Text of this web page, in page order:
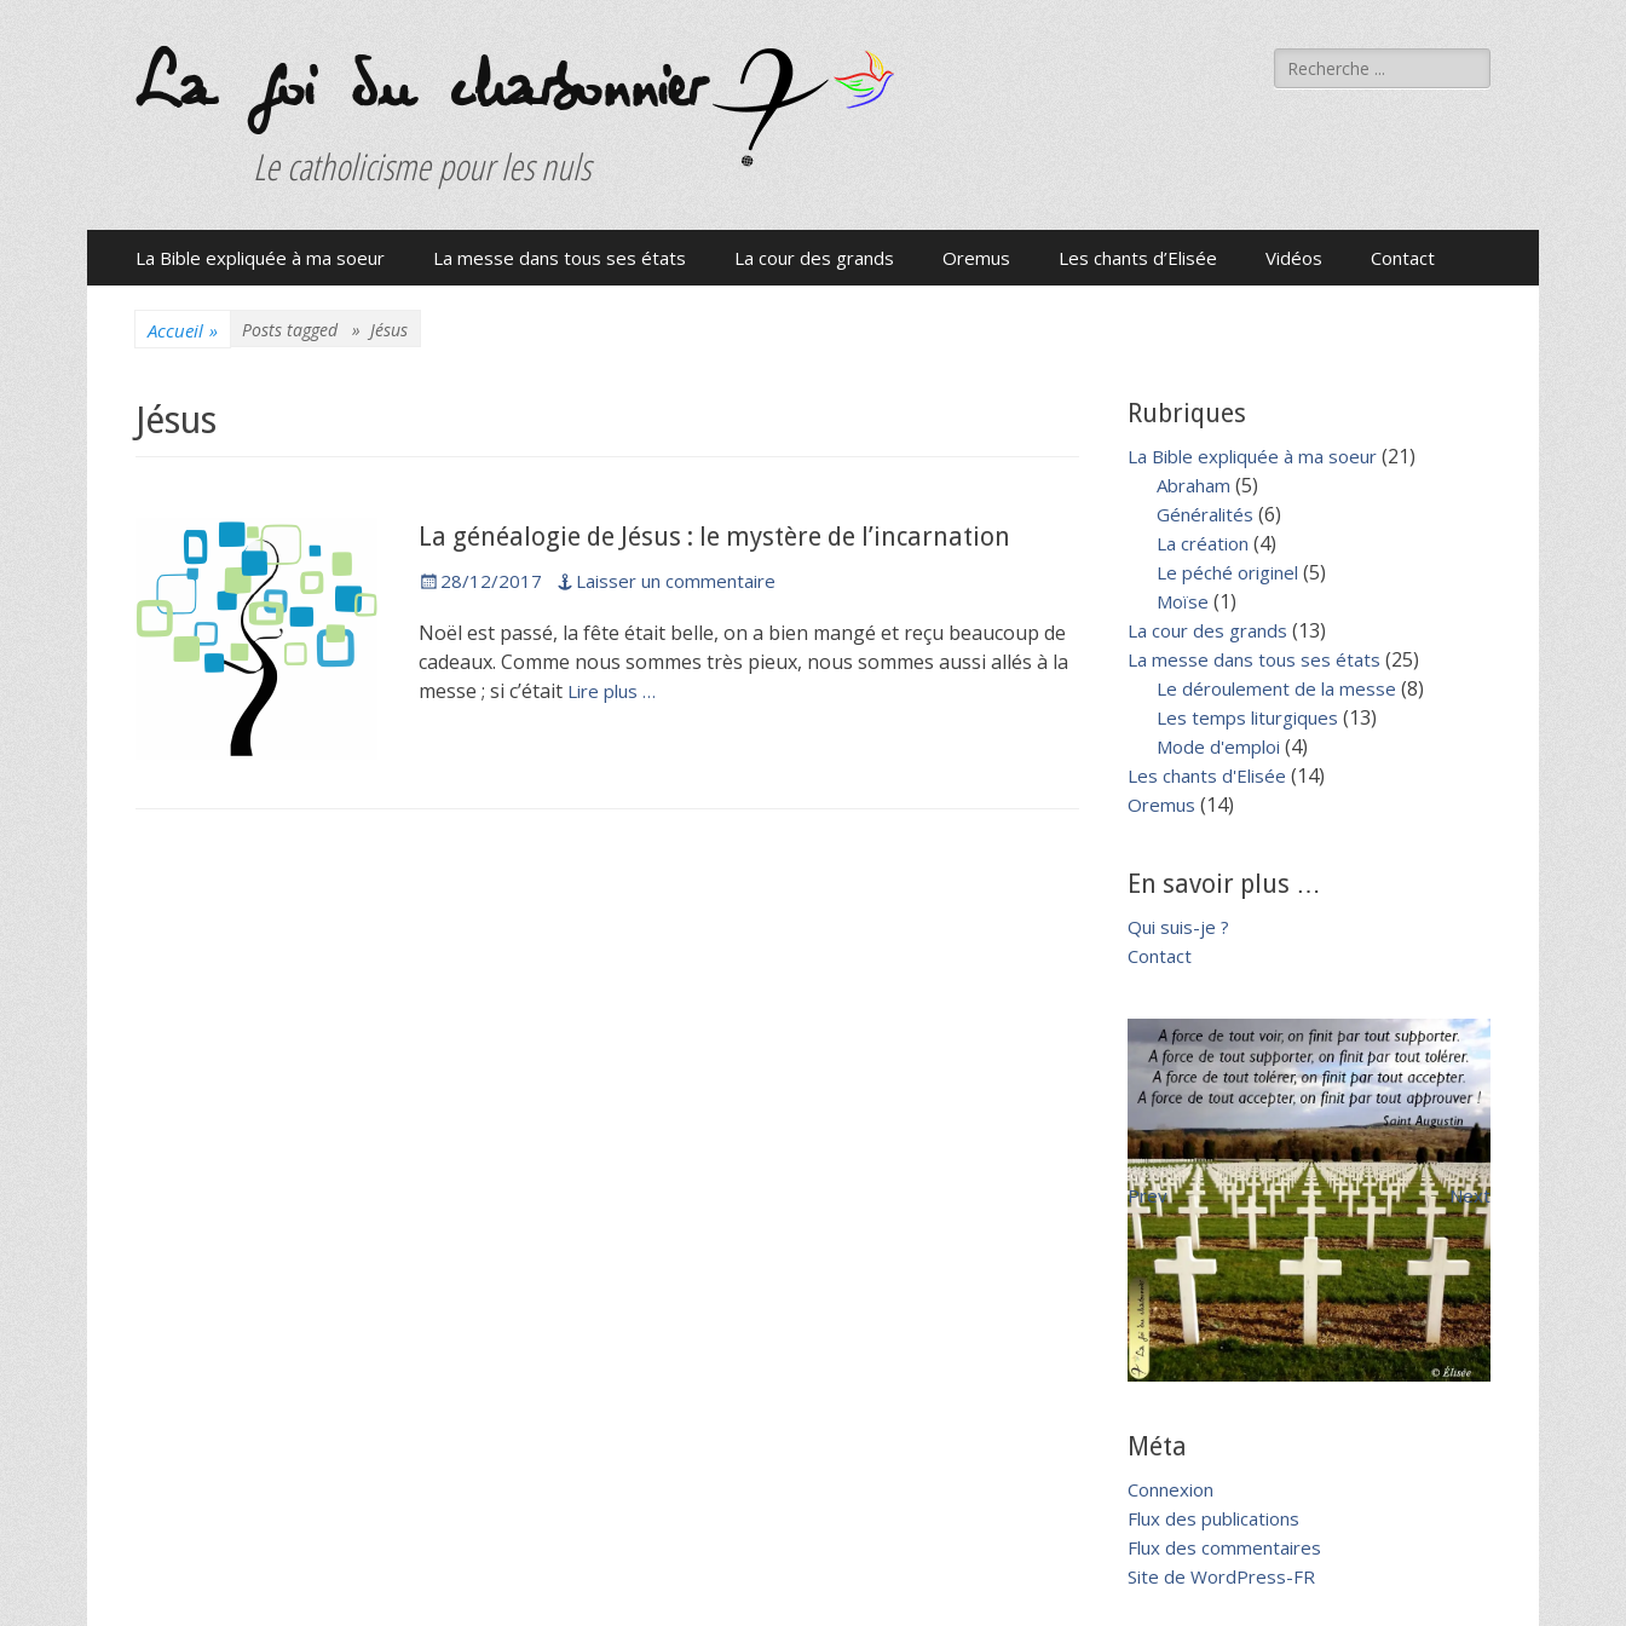
La foi du charbonnier
Le catholicisme pour les nuls
Rechercher :
Menu
principal
La Bible expliquée à ma soeur La messe dans tous ses états La cour des grands Oremus Les chants d’Elisée Vidéos Contact
Accueil » Posts tagged » Jésus
Jésus
La généalogie de Jésus : le mystère de l’incarnation
Posted
28/12/2017 Laisser un commentaire
Noël est passé, la fête était belle, on a bien mangé et reçu beaucoup de
cadeaux. Comme nous sommes très pieux, nous sommes aussi allés à la
messe ; si c’était Lire plus …
Rubriques
La Bible expliquée à ma soeur (21)
Abraham (5)
Généralités (6)
La création (4)
Le péché originel (5)
Moïse (1)
La cour des grands (13)
La messe dans tous ses états (25)
Le déroulement de la messe (8)
Les temps liturgiques (13)
Mode d'emploi (4)
Les chants d'Elisée (14)
Oremus (14)
En savoir plus …
Qui suis-je ?
Contact
Prev Next
Méta
Connexion
Flux des publications
Flux des commentaires
Site de WordPress-FR